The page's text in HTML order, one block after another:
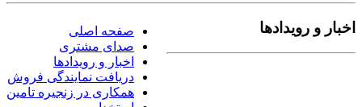
صفحه اصلی
صدای مشتری
اخبار و رویدادها
دریافت نمایندگی فروش
همکاری در زنجیره تامین
اخبار و رویدادها